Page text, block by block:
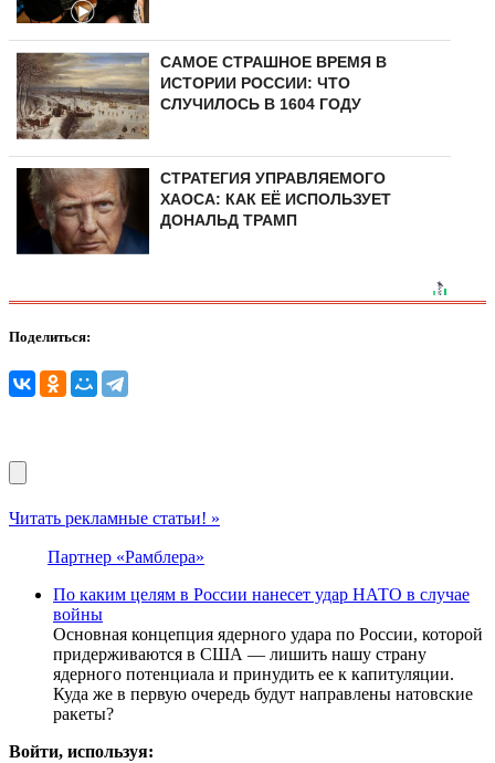
САМОЕ СТРАШНОЕ ВРЕМЯ В
ИСТОРИИ РОССИИ: ЧТО
СЛУЧИЛОСЬ В 1604 ГОДУ
СТРАТЕГИЯ УПРАВЛЯЕМОГО
ХАОСА: КАК ЕЁ ИСПОЛЬЗУЕТ
ДОНАЛЬД ТРАМП
Поделиться:
Читать рекламные статьи! »
Партнер «Рамблера»
По каким целям в России нанесет удар НАТО в случае
войны
Основная концепция ядерного удара по России, которой
придерживаются в США — лишить нашу страну
ядерного потенциала и принудить ее к капитуляции.
Куда же в первую очередь будут направлены натовские
ракеты?
Войти, используя: